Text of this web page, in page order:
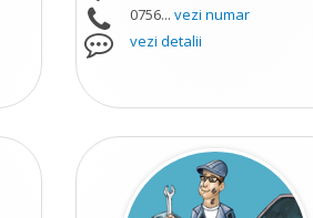
0756... vezi numar
vezi detalii